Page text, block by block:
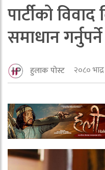
पार्टीको
समाधान
हुलाक पोस्ट २०८०